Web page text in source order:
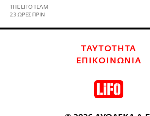
THE LIFO TEAM
23 ΩΡΕΣ ΠΡΙΝ
ΤΑΥΤΟΤΗΤΑ
ΕΠΙΚΟΙΝΩΝΙΑ